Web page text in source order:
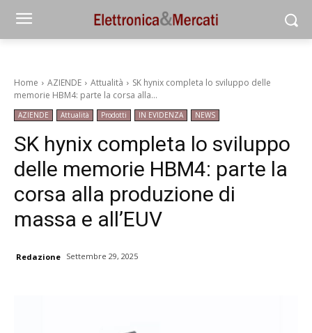
Home AZIENDE Attualità
SK hynix completa lo sviluppo delle
memorie HBM4: parte la corsa alla...
AZIENDE Attualità Prodotti IN EVIDENZA NEWS
SK hynix completa lo sviluppo
delle memorie HBM4: parte la
corsa alla produzione di
massa e all’EUV
Redazione Settembre 29, 2025